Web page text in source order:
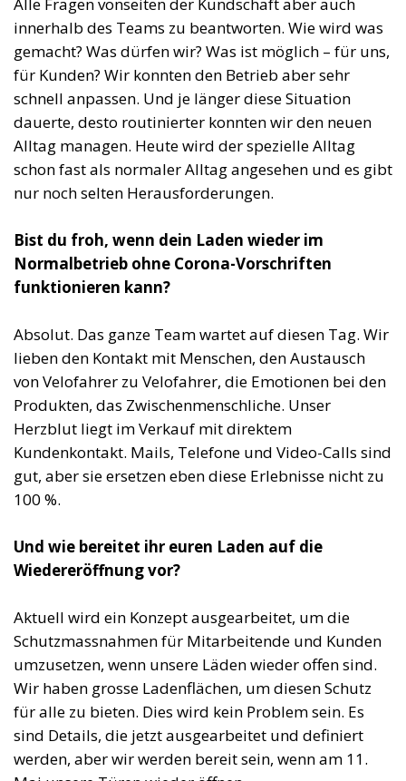
Alle Fragen vonseiten der Kundschaft aber auch
innerhalb des Teams zu beantworten. Wie wird was
gemacht? Was dürfen wir? Was ist möglich – für uns,
für Kunden? Wir konnten den Betrieb aber sehr
schnell anpassen. Und je länger diese Situation
dauerte, desto routinierter konnten wir den neuen
Alltag managen. Heute wird der spezielle Alltag
schon fast als normaler Alltag angesehen und es gibt
nur noch selten Herausforderungen.
Bist du froh, wenn dein Laden wieder im
Normalbetrieb ohne Corona-Vorschriften
funktionieren kann?
Absolut. Das ganze Team wartet auf diesen Tag. Wir
lieben den Kontakt mit Menschen, den Austausch
von Velofahrer zu Velofahrer, die Emotionen bei den
Produkten, das Zwischenmenschliche. Unser
Herzblut liegt im Verkauf mit direktem
Kundenkontakt. Mails, Telefone und Video-Calls sind
gut, aber sie ersetzen eben diese Erlebnisse nicht zu
100 %.
Und wie bereitet ihr euren Laden auf die
Wiedereröffnung vor?
Aktuell wird ein Konzept ausgearbeitet, um die
Schutzmassnahmen für Mitarbeitende und Kunden
umzusetzen, wenn unsere Läden wieder offen sind.
Wir haben grosse Ladenflächen, um diesen Schutz
für alle zu bieten. Dies wird kein Problem sein. Es
sind Details, die jetzt ausgearbeitet und definiert
werden, aber wir werden bereit sein, wenn am 11.